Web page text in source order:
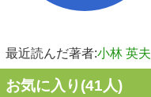
最近読んだ著者:小林 英夫
お気に入り(41人)